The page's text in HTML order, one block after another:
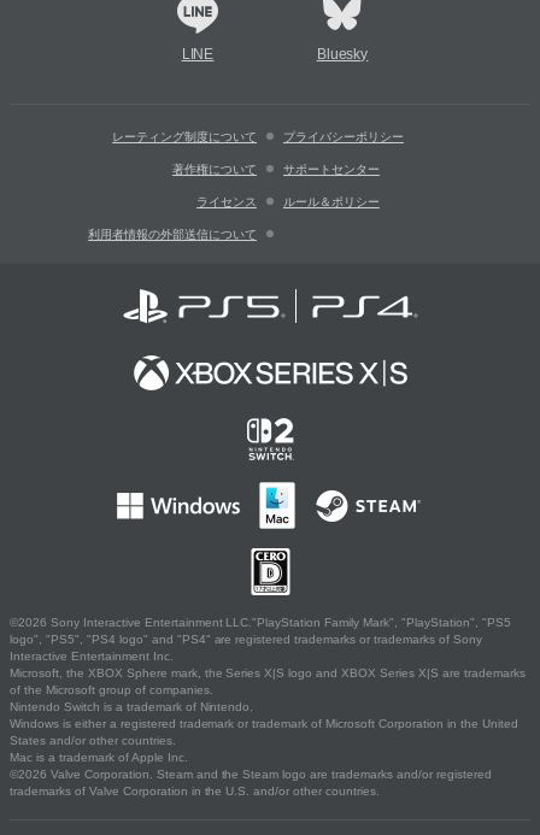
LINE Bluesky
レーティング制度について プライバシーポリシー
著作権について サポートセンター
ライセンス ルール＆ポリシー
利用者情報の外部送信について
©2026 Sony Interactive Entertainment LLC."PlayStation Family Mark", "PlayStation", "PS5
logo", "PS5", "PS4 logo" and "PS4" are registered trademarks or trademarks of Sony
Interactive Entertainment Inc.
Microsoft, the XBOX Sphere mark, the Series X|S logo and XBOX Series X|S are trademarks
of the Microsoft group of companies.
Nintendo Switch is a trademark of Nintendo.
Windows is either a registered trademark or trademark of Microsoft Corporation in the United
States and/or other countries.
Mac is a trademark of Apple Inc.
©2026 Valve Corporation. Steam and the Steam logo are trademarks and/or registered
trademarks of Valve Corporation in the U.S. and/or other countries.